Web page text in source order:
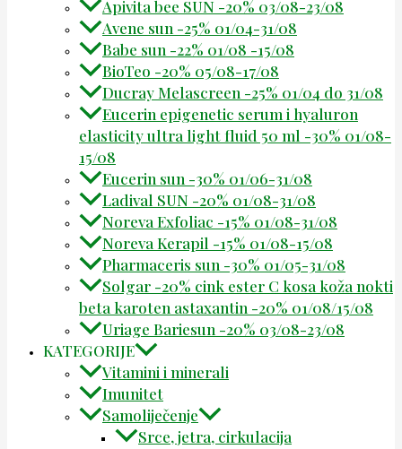
Apivita bee SUN -20% 03/08-23/08
Avene sun -25% 01/04-31/08
Babe sun -22% 01/08 -15/08
BioTeo -20% 05/08-17/08
Ducray Melascreen -25% 01/04 do 31/08
Eucerin epigenetic serum i hyaluron
elasticity ultra light fluid 50 ml -30% 01/08-
15/08
Eucerin sun -30% 01/06-31/08
Ladival SUN -20% 01/08-31/08
Noreva Exfoliac -15% 01/08-31/08
Noreva Kerapil -15% 01/08-15/08
Pharmaceris sun -30% 01/05-31/08
Solgar -20% cink ester C kosa koža nokti
beta karoten astaxantin -20% 01/08/15/08
Uriage Bariesun -20% 03/08-23/08
KATEGORIJE
Vitamini i minerali
Imunitet
Samoliječenje
Srce, jetra, cirkulacija